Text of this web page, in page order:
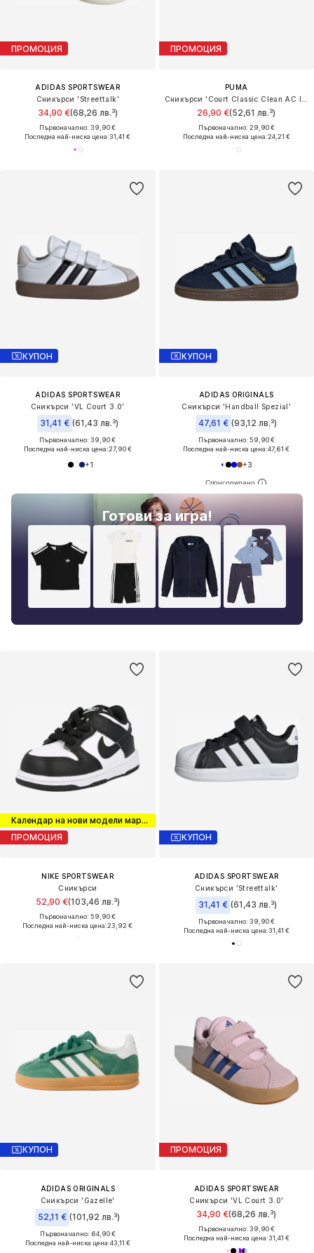
ПРОМОЦИЯ
ADIDAS SPORTSWEAR
Сникърси 'Streettalk'
34,90 €(68,26 лв.³)
Първоначално: 39,90 €
Последна най-ниска цена:31,41 €
ПРОМОЦИЯ
PUMA
26,90 €(52,61 лв.³)
Първоначално: 29,90 €
Последна най-ниска цена:24,21 €
КУПОН
ADIDAS SPORTSWEAR
Сникърси 'VL Court 3.0'
31,41 € (61,43 лв.³)
Първоначално: 39,90 €
Последна най-ниска цена:27,90 €
+1
КУПОН
ADIDAS ORIGINALS
Сникърси 'Handball Spezial'
47,61 € (93,12 лв.³)
Първоначално: 59,90 €
Последна най-ниска цена:47,61 €
+3
Готови за игра!
Календар на нови модели маратонки
ПРОМОЦИЯ
NIKE SPORTSWEAR
Сникърси
52,90 €(103,46 лв.³)
Първоначално: 59,90 €
Последна най-ниска цена:23,92 €
КУПОН
ADIDAS SPORTSWEAR
Сникърси 'Streettalk'
31,41 € (61,43 лв.³)
Първоначално: 39,90 €
Последна най-ниска цена:31,41 €
КУПОН
ADIDAS ORIGINALS
Сникърси 'Gazelle'
52,11 € (101,92 лв.³)
Първоначално: 64,90 €
Последна най-ниска цена:43,11 €
ПРОМОЦИЯ
ADIDAS SPORTSWEAR
Сникърси 'VL Court 3.0'
34,90 €(68,26 лв.³)
Първоначално: 39,90 €
Последна най-ниска цена:31,41 €